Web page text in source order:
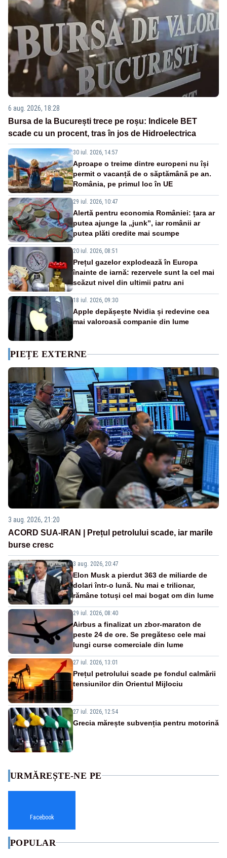
6 aug. 2026, 18:28
Bursa de la București trece pe roșu: Indicele BET
scade cu un procent, tras în jos de Hidroelectrica
30 iul. 2026, 14:57
Aproape o treime dintre europeni nu își
permit o vacanță de o săptămână pe an.
România, pe primul loc în UE
29 iul. 2026, 10:47
Alertă pentru economia României: țara ar
putea ajunge la „junk”, iar românii ar
putea plăti credite mai scumpe
20 iul. 2026, 08:51
Prețul gazelor explodează în Europa
înainte de iarnă: rezervele sunt la cel mai
scăzut nivel din ultimii patru ani
18 iul. 2026, 09:30
Apple depășește Nvidia și redevine cea
mai valoroasă companie din lume
PIEȚE EXTERNE
3 aug. 2026, 21:20
ACORD SUA-IRAN | Prețul petrolului scade, iar marile
burse cresc
3 aug. 2026, 20:47
Elon Musk a pierdut 363 de miliarde de
dolari într-o lună. Nu mai e trilionar,
rămâne totuși cel mai bogat om din lume
29 iul. 2026, 08:40
Airbus a finalizat un zbor-maraton de
peste 24 de ore. Se pregătesc cele mai
lungi curse comerciale din lume
27 iul. 2026, 13:01
Prețul petrolului scade pe fondul calmării
tensiunilor din Orientul Mijlociu
27 iul. 2026, 12:54
Grecia mărește subvenția pentru motorină
URMĂREȘTE-NE PE
Facebook
POPULAR